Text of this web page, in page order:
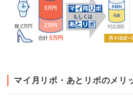
マイ月リボ・あとリボのメリ